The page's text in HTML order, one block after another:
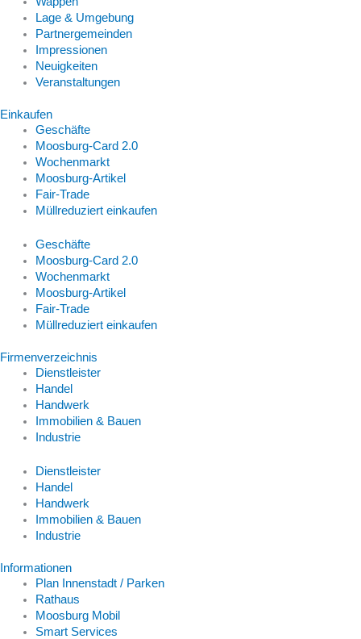
Lage & Umgebung
Partnergemeinden
Impressionen
Neuigkeiten
Veranstaltungen
Einkaufen
Geschäfte
Moosburg-Card 2.0
Wochenmarkt
Moosburg-Artikel
Fair-Trade
Müllreduziert einkaufen
Geschäfte
Moosburg-Card 2.0
Wochenmarkt
Moosburg-Artikel
Fair-Trade
Müllreduziert einkaufen
Firmenverzeichnis
Dienstleister
Handel
Handwerk
Immobilien & Bauen
Industrie
Dienstleister
Handel
Handwerk
Immobilien & Bauen
Industrie
Informationen
Plan Innenstadt / Parken
Rathaus
Moosburg Mobil
Smart Services